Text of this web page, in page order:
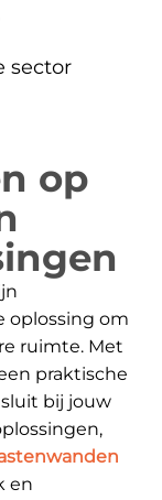
sector
op
oplossing om
ruimte. Met
praktische
bij jouw
en